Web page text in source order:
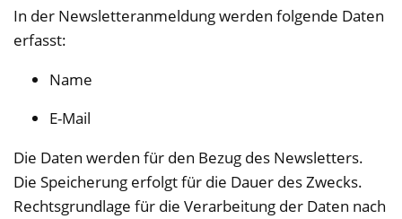
In der Newsletteranmeldung werden folgende Daten
erfasst:
Name
E-Mail
Die Daten werden für den Bezug des Newsletters.
Die Speicherung erfolgt für die Dauer des Zwecks.
Rechtsgrundlage für die Verarbeitung der Daten nach